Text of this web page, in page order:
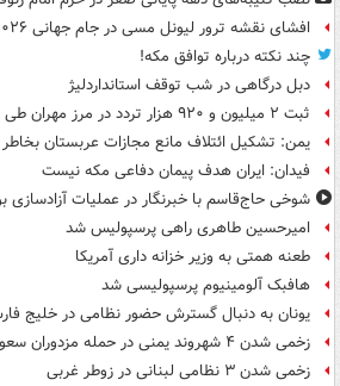
افشای نقشه ترور لیونل مسی در جام جهانی ۲۰۲۶
چند نکته درباره توافق مکه!
دبل درگاهی در شب توقف استانداردلیژ
ثبت ۲ میلیون و ۹۲۰ هزار تردد در مرز مهران طی ایام اربعین
یمن: تشکیل ائتلاف مانع مجازات عربستان
فیدان: ایران هدف پیمان دفاعی مکه نیست
شوخی حاج‌قاسم با خبرنگار در عملیات آزادسازی
امیرحسین طاهری راهی پرسپولیس شد
طعنه همتی به وزیر خزانه داری آمریکا
هافبک آلومینیوم پرسپولیسی شد
یونان به دنبال گسترش حضور نظامی در خلیج
زخمی شدن ۴ شهروند یمنی در حمله مزدوران سعودی
زخمی شدن ۳ نظامی لبنانی در زوطر غربی